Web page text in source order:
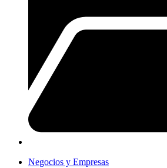
Negocios y Empresas